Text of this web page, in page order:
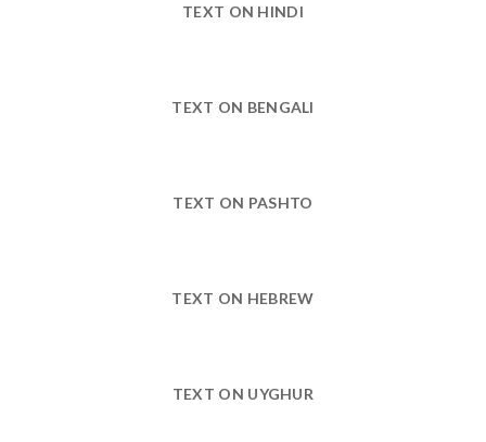
TEXT ON HINDI
TEXT ON BENGALI
TEXT ON PASHTO
TEXT ON HEBREW
TEXT ON UYGHUR